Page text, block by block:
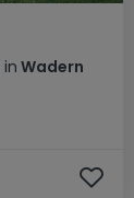
in Wadern